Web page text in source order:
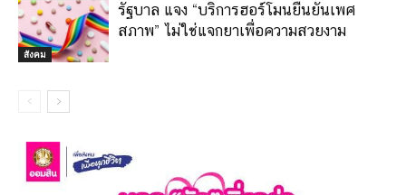
สังคม
รัฐบาล แจง “บริการฮอร์โมนยืนยันเพศ
สภาพ” ไม่ใช่แจกยาเพื่อความสวยงาม